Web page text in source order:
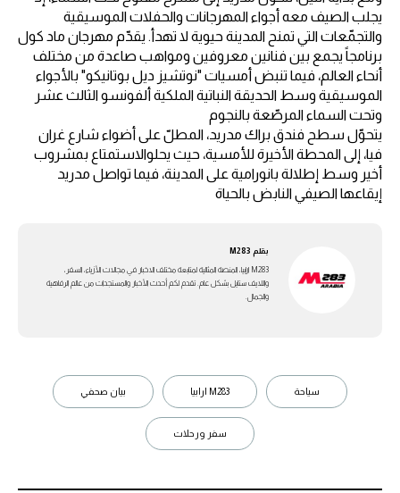
يجلب الصيف معه أجواء المهرجانات والحفلات الموسيقية
والتجمّعات التي تمنح المدينة حيوية لا تهدأ. يقدّم مهرجان ماد كول
برنامجاً يجمع بين فنانين معروفين ومواهب صاعدة من مختلف
أنحاء العالم، فيما تنبض أمسيات "نوتشيز ديل بوتانيكو" بالأجواء
الموسيقية وسط الحديقة النباتية الملكية ألفونسو الثالث عشر
وتحت السماء المرصّعة بالنجوم
يتحوّل سطح فندق براك مدريد، المطلّ على أضواء شارع غران
فيا، إلى المحطة الأخيرة للأمسية، حيث يحلوالاستمتاع بمشروب
أخير وسط إطلالة بانورامية على المدينة، فيما تواصل مدريد
إيقاعها الصيفي النابض بالحياة
بقلم M283
M283 ارابيا، المنصة المثالية لمتابعة مختلف الاخبار في مجالات الأزياء، السفر،
واللايف ستايل بشكل عام. تقدم لكم أحدث الأخبار والمستجدات من عالم الرفاهية
والجمال.
سياحة M283 ارابيا بيان صحفي
سفر ورحلات